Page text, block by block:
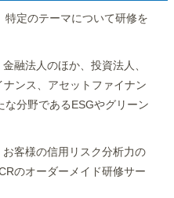
定のテーマについて研修を
融法人のほか、投資法人、
ンス、アセットファイナン
分野であるESGやグリーン
客様の信用リスク分析力の
のオーダーメイド研修サー